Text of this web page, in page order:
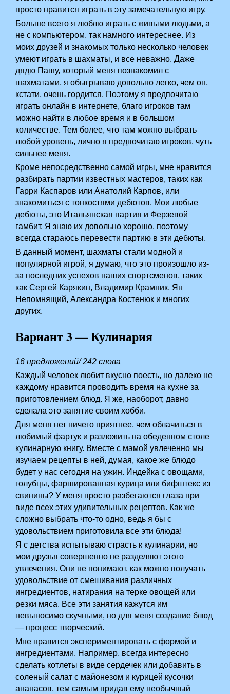
просто нравится играть в эту замечательную игру.
Больше всего я люблю играть с живыми людьми, а
не с компьютером, так намного интереснее. Из
моих друзей и знакомых только несколько человек
умеют играть в шахматы, и все неважно. Даже
дядю Пашу, который меня познакомил с
шахматами, я обыгрываю довольно легко, чем он,
кстати, очень гордится. Поэтому я предпочитаю
играть онлайн в интернете, благо игроков там
можно найти в любое время и в большом
количестве. Тем более, что там можно выбрать
любой уровень, лично я предпочитаю игроков, чуть
сильнее меня.
Кроме непосредственно самой игры, мне нравится
разбирать партии известных мастеров, таких как
Гарри Каспаров или Анатолий Карпов, или
знакомиться с тонкостями дебютов. Мои любые
дебюты, это Итальянская партия и Ферзевой
гамбит. Я знаю их довольно хорошо, поэтому
всегда стараюсь перевести партию в эти дебюты.
В данный момент, шахматы стали модной и
популярной игрой, я думаю, что это произошло из-
за последних успехов наших спортсменов, таких
как Сергей Карякин, Владимир Крамник, Ян
Непомнящий, Александра Костенюк и многих
других.
Вариант 3 — Кулинария
16 предложений/ 242 слова
Каждый человек любит вкусно поесть, но далеко не
каждому нравится проводить время на кухне за
приготовлением блюд. Я же, наоборот, давно
сделала это занятие своим хобби.
Для меня нет ничего приятнее, чем облачиться в
любимый фартук и разложить на обеденном столе
кулинарную книгу. Вместе с мамой увлеченно мы
изучаем рецепты в ней, думая, какое же блюдо
будет у нас сегодня на ужин. Индейка с овощами,
голубцы, фаршированная курица или бифштекс из
свинины? У меня просто разбегаются глаза при
виде всех этих удивительных рецептов. Как же
сложно выбрать что-то одно, ведь я бы с
удовольствием приготовила все эти блюда!
Я с детства испытываю страсть к кулинарии, но
мои друзья совершенно не разделяют этого
увлечения. Они не понимают, как можно получать
удовольствие от смешивания различных
ингредиентов, натирания на терке овощей или
резки мяса. Все эти занятия кажутся им
невыносимо скучными, но для меня создание блюд
— процесс творческий.
Мне нравится экспериментировать с формой и
ингредиентами. Например, всегда интересно
сделать котлеты в виде сердечек или добавить в
соленый салат с майонезом и курицей кусочки
ананасов, тем самым придав ему необычный